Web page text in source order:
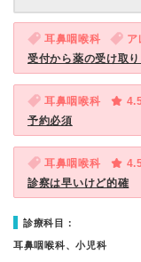
耳鼻咽喉科 ア
受付から薬の受け取
耳鼻咽喉科
予約必須
耳鼻咽喉科
診察は早いけど的確
診療科目：
耳鼻咽喉科、小児科